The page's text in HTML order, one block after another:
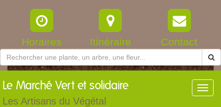
Horaires Itinéraire Contact
Le Marché Vert et solidaire
Les Artisans du Végétal